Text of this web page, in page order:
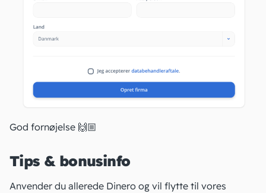
God fornøjelse 🙌🏼
Tips & bonusinfo
Anvender du allerede Dinero og vil flytte til vores